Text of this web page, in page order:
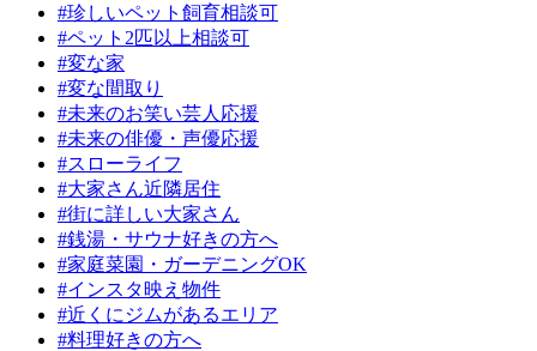
#珍しいペット飼育相談可
#ペット2匹以上相談可
#変な家
#変な間取り
#未来のお笑い芸人応援
#未来の俳優・声優応援
#スローライフ
#大家さん近隣居住
#街に詳しい大家さん
#銭湯・サウナ好きの方へ
#家庭菜園・ガーデニングOK
#インスタ映え物件
#近くにジムがあるエリア
#料理好きの方へ